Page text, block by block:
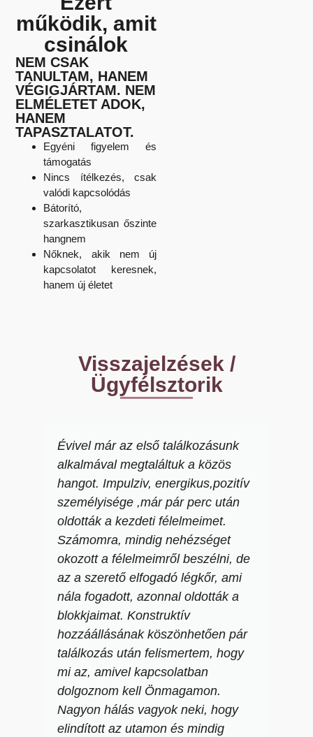
működik, amit
csinálok
NEM CSAK
TANULTAM, HANEM
VÉGIGJÁRTAM. NEM
ELMÉLETET ADOK,
HANEM
TAPASZTALATOT.
Egyéni figyelem és
támogatás
Nincs ítélkezés, csak
valódi kapcsolódás
Bátorító,
szarkasztikusan őszinte
hangnem
Nőknek, akik nem új
kapcsolatot keresnek,
hanem új életet
Visszajelzések /
Ügyfélsztorik
Évivel már az első találkozásunk
alkalmával megtaláltuk a közös
hangot. Impulziv, energikus,pozitív
személyisége ,már pár perc után
oldották a kezdeti félelmeimet.
Számomra, mindig nehézséget
okozott a félelmeimről beszélni, de
az a szerető elfogadó légkőr, ami
nála fogadott, azonnal oldották a
blokkjaimat. Konstruktív
hozzáállásának köszönhetően pár
találkozás után felismertem, hogy
mi az, amivel kapcsolatban
dolgoznom kell Önmagamon.
Nagyon hálás vagyok neki, hogy
elindított az utamon és mindig